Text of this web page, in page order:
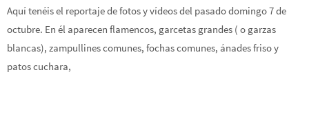
Aquí tenéis el reportaje de fotos y vídeos del pasado domingo 7 de
octubre. En él aparecen flamencos, garcetas grandes ( o garzas
blancas), zampullines comunes, fochas comunes, ánades friso y
patos cuchara,